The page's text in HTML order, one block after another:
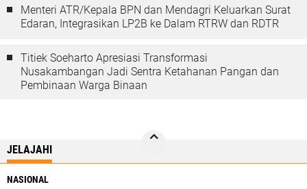
Menteri ATR/Kepala BPN dan Mendagri Keluarkan Surat
Edaran, Integrasikan LP2B ke Dalam RTRW dan RDTR
Titiek Soeharto Apresiasi Transformasi
Nusakambangan Jadi Sentra Ketahanan Pangan dan
Pembinaan Warga Binaan
JELAJAHI
NASIONAL